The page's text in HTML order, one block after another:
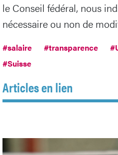
le Conseil fédéral, nous
nécessaire ou non de
#salaire #transparence
#Suisse
Articles en lien